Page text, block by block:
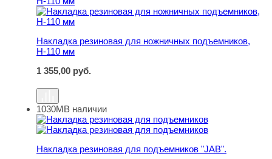
Накладка резиновая для ножничных подъемников,
Н-110 мм
1 355,00 руб.
Накладка резиновая для подъемников "JAB".
1030МВ наличии
Накладка резиновая для подъемников "JAB".